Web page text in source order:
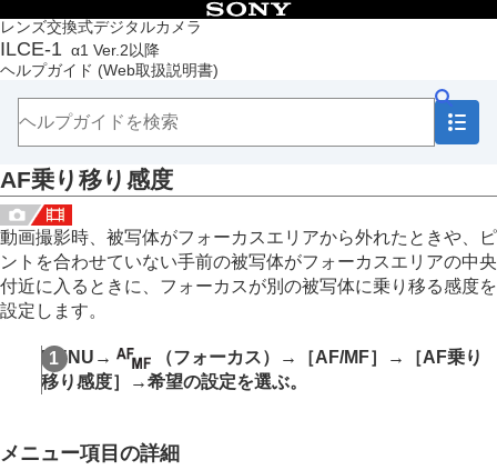
レンズ交換式デジタルカメラ
ILCE-1 α1 Ver.2以降
ヘルプガイド (Web取扱説明書)
目次
トップページ
ヘルプガイドの使いかた
本体と付属品を確認する
本機の基本操作
準備/基本的な撮影
MENU一覧から機能を探す
撮影機能を活用する
この章の目次
撮影モードを選ぶ
フォーカス（ピント）を合わせる
フォーカス機能を使う
フォーカススタンダード
登録フォーカスエリア消去
AF乗り移り感度
動画撮影時、被写体がフォーカスエリアから外れたときや、ピ
ントを合わせていない手前の被写体がフォーカスエリアの中央
付近に入るときに、フォーカスが別の被写体に乗り移る感度を
設定します。
MENU → （フォーカス）→ ［AF/MF］ →
［AF乗り
移り感度］
→希望の設定を選ぶ。
メニュー項目の詳細